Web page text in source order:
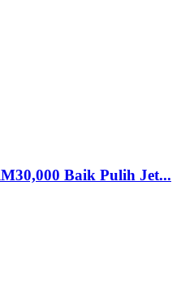
Baik Pulih Jet...